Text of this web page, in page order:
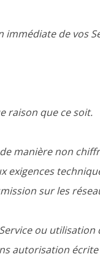
de vos
raison que ce soit.
manière non
exigences
sur les
ou utilisation
autorisation